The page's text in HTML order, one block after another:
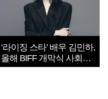
‘라이징 스타’ 배우 김민하,
올해 BIFF 개막식 사회자
확정